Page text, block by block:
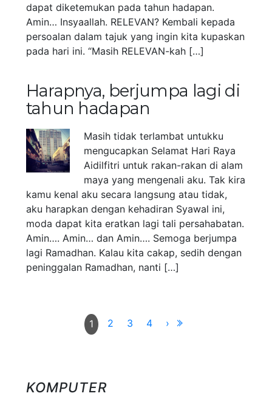
dapat diketemukan pada tahun hadapan.
Amin… Insyaallah. RELEVAN? Kembali kepada
persoalan dalam tajuk yang ingin kita kupaskan
pada hari ini. “Masih RELEVAN-kah […]
Harapnya, berjumpa lagi di
tahun hadapan
Masih tidak terlambat untukku
mengucapkan Selamat Hari Raya
Aidilfitri untuk rakan-rakan di alam
maya yang mengenali aku. Tak kira
kamu kenal aku secara langsung atau tidak,
aku harapkan dengan kehadiran Syawal ini,
moda dapat kita eratkan lagi tali persahabatan.
Amin…. Amin… dan Amin…. Semoga berjumpa
lagi Ramadhan. Kalau kita cakap, sedih dengan
peninggalan Ramadhan, nanti […]
1 2 3 4 ›
KOMPUTER